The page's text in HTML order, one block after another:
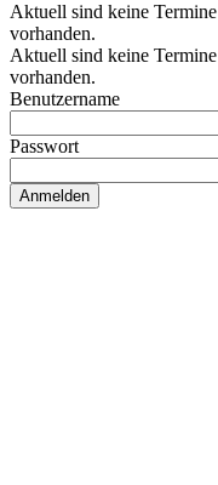
Aktuell sind keine Termine
vorhanden.
Aktuell sind keine Termine
vorhanden.
Benutzername
Passwort